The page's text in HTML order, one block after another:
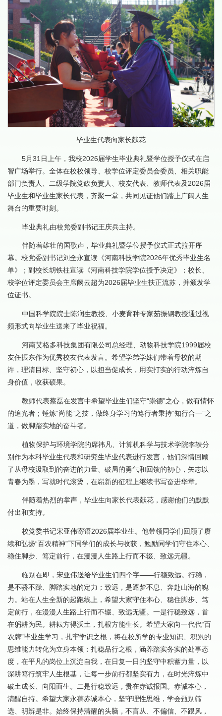
毕业生代表向家长献花
5月31日上午，我校2026届学生毕业典礼暨学位授予仪式在启
智广场举行。全体在校校领导、校学位评定委员会委员、相关职能
部门负责人、二级学院党政负责人、校友代表、教师代表及2026届
毕业生和毕业生家长代表，齐聚一堂，共同见证他们踏上广阔人生
舞台的重要时刻。
毕业典礼由校党委副书记王庆兵主持。
伴随着雄壮的国歌声，毕业典礼暨学位授予仪式正式拉开序
幕。校党委副书记刘全永宣读《河南科技学院2026年优秀毕业生名
单》；副校长胡铁柱宣读《河南科技学院学位授予决定》；校长、
校学位评定委员会主席阚云超为2026届毕业生扶正流苏，并颁发学
位证书。
中国科学院院士陈润生教授、小麦育种专家茹振钢教授通过视
频形式向毕业生送来了毕业祝福。
河南艾格多科技集团有限公司总经理、动物科技学院1999届校
友任振东作为优秀校友代表发言。希望学弟学妹们带着母校的期
许，理清目标、坚守初心，以担当促成长，用实打实的行动淬炼自
身价值，收获硕果。
教师代表蔡磊在发言中希望毕业生们坚守“崇德”之心，做有情怀
的追光者；锤炼“尚能”之技，做终身学习的笃行者秉持“知行合一”之
道，做脚踏实地的奋斗者。
植物保护与环境学院的席祎凡、计算机科学与技术学院李轶分
别作为本科毕业生代表和研究生毕业代表进行发言，他们深情回顾
了从母校汲取到的奋进的力量、破局的勇气和回馈的初心，矢志以
青春为墨，写就时代滚烫，在崭新的征程上继续书写奋进华章。
伴随着热烈的掌声，毕业生向家长代表献花，感谢他们的默默
付出和支持。
校党委书记宋亚伟寄语2026届毕业生。他带领同学们回顾了赓
续和弘扬“百农精神”下同学们的成长与收获，勉励同学们守住本心、
稳住脚步、笃定前行，在漫漫人生路上行而不辍、致远无疆。
临别在即，宋亚伟送给毕业生们四个字——行稳致远。行稳，
是不骄不躁、脚踏实地的定力；致远，是逐梦不息、奔赴山海的魄
力。站在人生全新的起跑线上，希望大家守住本心、稳住脚步、笃
定前行，在漫漫人生路上行而不辍、致远无疆。一是行稳致远，首
在躬耕为民。耕耘方得沃土，扎根方能生长。希望大家向一代代“百
农牌”毕业生学习，扎牢学识之根，将在校所学的专业知识、积累的
思维能力转化为立身本领；扎稳品行之根，涵养踏实务实的处事态
度，在平凡的岗位上沉淀自我，在日复一日的坚守中积蓄力量，以
深耕笃行筑牢人生根基，让每一步前行都坚实有力，在时光淬炼中
破土成长、向阳而生。二是行稳致远，贵在赤诚报国。赤诚本心，
清醒自持。希望大家永葆赤诚本心，坚守理性思维，学会甄别筛
选、明辨是非。始终保持清醒的头脑，不盲从、不偏信、不跟风，